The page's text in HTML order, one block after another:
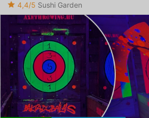
4,4/5 Sushi Garden